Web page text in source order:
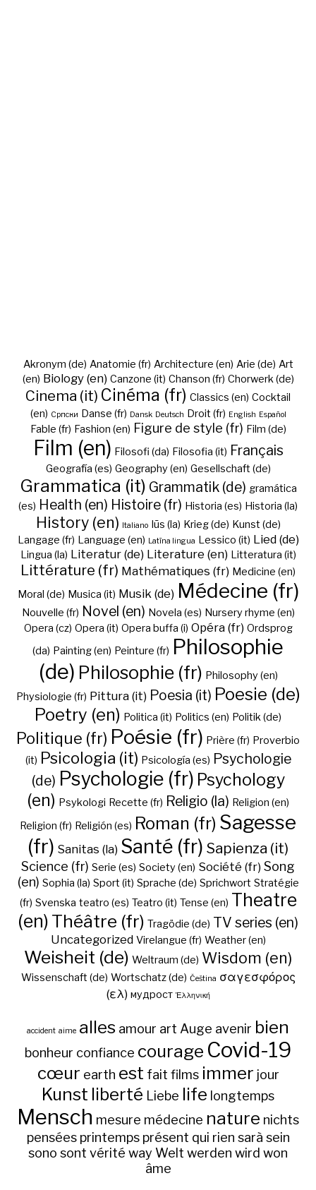
Akronym (de) Anatomie (fr) Architecture (en) Arie (de) Art
(en) Biology (en) Canzone (it) Chanson (fr) Chorwerk (de)
Cinema (it) Cinéma (fr) Classics (en) Cocktail
(en) Cрпски Danse (fr) Dansk Deutsch Droit (fr) English Español
Fable (fr) Fashion (en) Figure de style (fr) Film (de)
Film (en) Filosofi (da) Filosofia (it) Français
Geografía (es) Geography (en) Gesellschaft (de)
Grammatica (it) Grammatik (de) gramática
(es) Health (en) Histoire (fr) Historia (es) Historia (la)
History (en) Italiano Iūs (la) Krieg (de) Kunst (de)
Langage (fr) Language (en) Latīna lingua Lessico (it) Lied (de)
Lingua (la) Literatur (de) Literature (en) Litteratura (it)
Littérature (fr) Mathématiques (fr) Medicine (en)
Moral (de) Musica (it) Musik (de) Médecine (fr)
Nouvelle (fr) Novel (en) Novela (es) Nursery rhyme (en)
Opera (cz) Opera (it) Opera buffa (i) Opéra (fr) Ordsprog
(da) Painting (en) Peinture (fr) Philosophie
(de) Philosophie (fr) Philosophy (en)
Physiologie (fr) Pittura (it) Poesia (it) Poesie (de)
Poetry (en) Politica (it) Politics (en) Politik (de)
Politique (fr) Poésie (fr) Prière (fr) Proverbio
(it) Psicologia (it) Psicología (es) Psychologie
(de) Psychologie (fr) Psychology
(en) Psykologi Recette (fr) Religio (la) Religion (en)
Religion (fr) Religión (es) Roman (fr) Sagesse
(fr) Sanitas (la) Santé (fr) Sapienza (it)
Science (fr) Serie (es) Society (en) Société (fr) Song
(en) Sophia (la) Sport (it) Sprache (de) Sprichwort Stratégie
(fr) Svenska teatro (es) Teatro (it) Tense (en) Theatre
(en) Théâtre (fr) Tragödie (de) TV series (en)
Uncategorized Virelangue (fr) Weather (en)
Weisheit (de) Weltraum (de) Wisdom (en)
Wissenschaft (de) Wortschatz (de) Čeština σαγεσφόρος
(ελ) мудрост Ἑλληνική
accident aime alles amour art Auge avenir bien
bonheur confiance courage Covid-19
cœur earth est fait films immer jour
Kunst liberté Liebe life longtemps
Mensch mesure médecine nature nichts
pensées printemps présent qui rien sarà sein
sono sont vérité way Welt werden wird won
âme